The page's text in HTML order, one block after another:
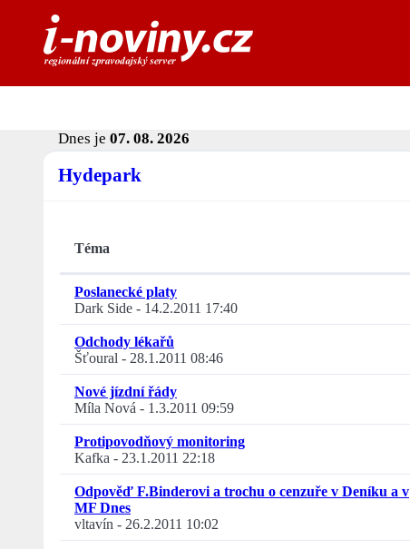
Dnes je 07. 08. 2026
Hydepark
Téma
Poslanecké platy
Dark Side - 14.2.2011 17:40
Odchody lékařů
Šťoural - 28.1.2011 08:46
Nové jízdní řády
Míla Nová - 1.3.2011 09:59
Protipovodňový monitoring
Kafka - 23.1.2011 22:18
Odpověď F.Binderovi a trochu o cenzuře v Deníku a v
MF Dnes
vltavín - 26.2.2011 10:02